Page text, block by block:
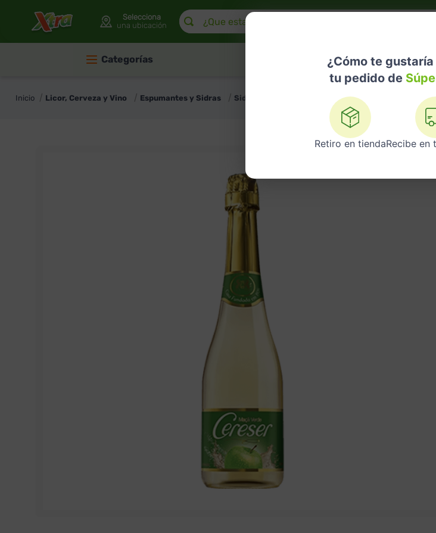
Selecciona
una ubicación
¿Cómo te
tu pedido de
Retiro en tiendaRecibe en
¿Que estas buscando?
Categorías Nuestras Marcas
Licor, Cerveza y Vino Espumantes y Sidras Sidras Sidra Cereser 660 Ml Manzana Verde